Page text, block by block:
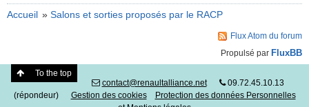
Accueil » Salons et sorties proposés par le RACP
Flux Atom du forum
Propulsé par FluxBB
To the top
contact@renaultalliance.net
09.72.45.10.13
(répondeur) Gestion des cookies
Protection des données Personnelles